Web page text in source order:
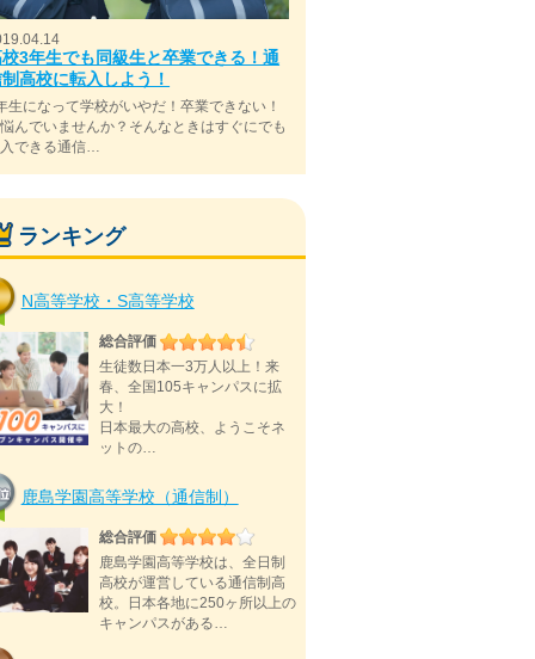
3年生でも同級生と卒業できる！通
高校に転入しよう！
生になって学校がいやだ！卒業できない！
んでいませんか？そんなときはすぐにでも
できる通信…
ランキング
N高等学校・S高等学校
総合評価
生徒数日本一3万人以上！来
春、全国105キャンパスに拡
大！
日本最大の高校、ようこそネ
ットの…
鹿島学園高等学校（通信制）
総合評価
鹿島学園高等学校は、全日制
高校が運営している通信制高
校。日本各地に250ヶ所以上の
キャンパスがある…